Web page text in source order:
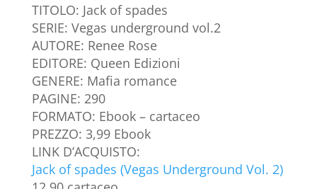
TITOLO: Jack of spades
SERIE: Vegas underground vol.2
AUTORE: Renee Rose
EDITORE: Queen Edizioni
GENERE: Mafia romance
PAGINE: 290
FORMATO: Ebook – cartaceo
PREZZO: 3,99 Ebook
LINK D’ACQUISTO:
Jack of spades (Vegas Underground Vol. 2)